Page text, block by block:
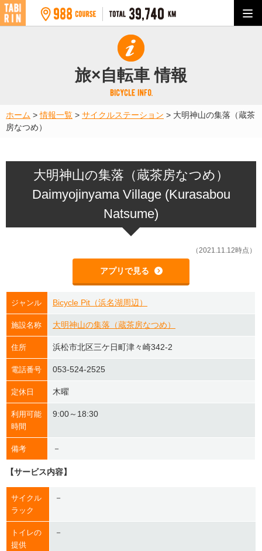
旅×自転車 情報
ホーム >情報一覧 > サイクルステーション > 大明神山の集落（蔵茶
房なつめ）
大明神山の集落（蔵茶房なつめ）
Daimyojinyama Village (Kurasabou
Natsume)
（2021.11.12時点）
アプリで見る
ジャンル Bicycle Pit（浜名湖周辺）
施設名称 大明神山の集落（蔵茶房なつめ）
住所 浜松市北区三ケ日町津々崎342-2
電話番号 053-524-2525
定休日 木曜
利用可能
時間
9:00～18:30
備考 －
【サービス内容】
サイクル
ラック
－
トイレの
提供
－